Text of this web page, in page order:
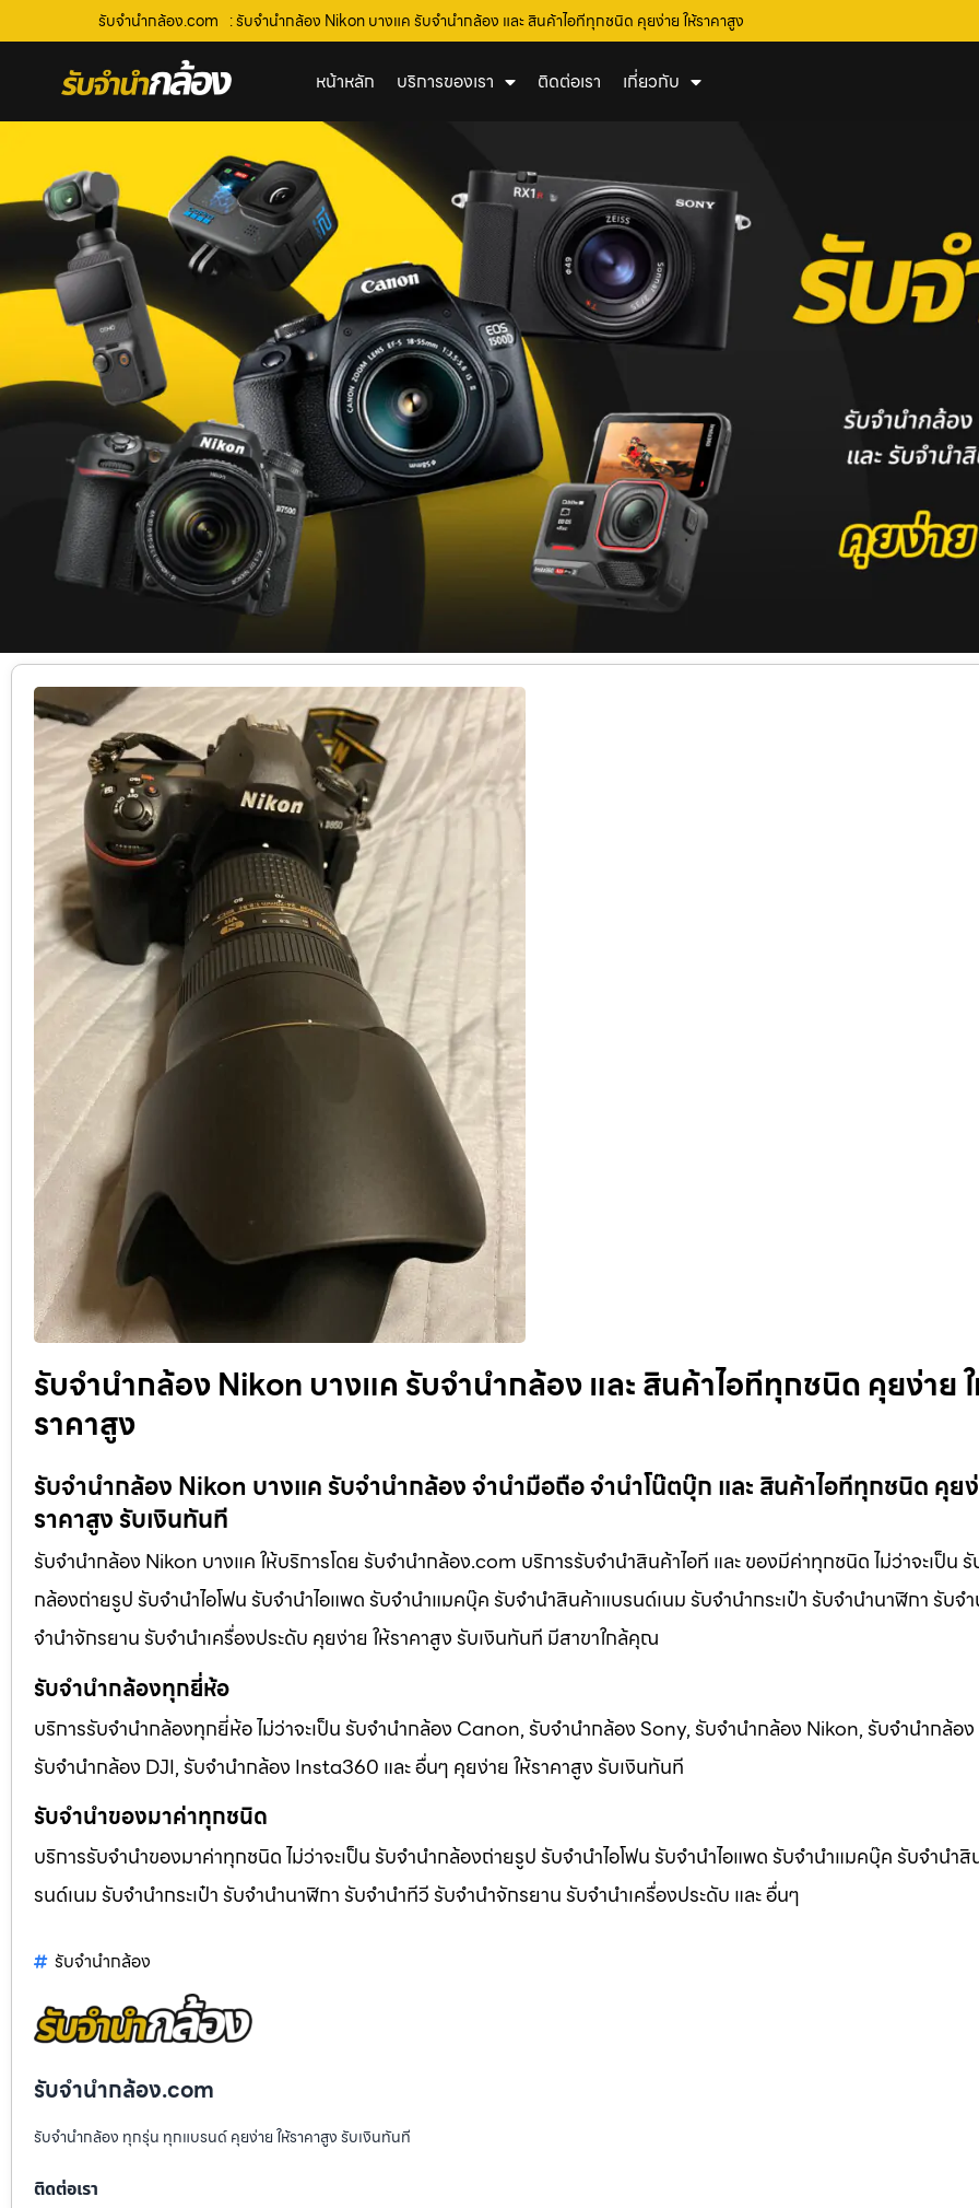
รับจํานํากล้อง.com : รับจำนำกล้อง Nikon บางแค รับจํานํากล้อง และ สินค้าไอทีทุกชนิด คุยง่าย ให้ราคาสูง
หน้าหลัก บริการของเรา ติดต่อเรา เกี่ยวกับ
รับจำนำกล้อง Nikon บางแค รับจํานํากล้อง และ สินค้าไอทีทุกชนิด คุยง่าย
ราคาสูง
รับจำนำกล้อง Nikon บางแค รับจํานํากล้อง จำนำมือถือ จำนำโน๊ตบุ๊ก และ สินค้าไอทีทุกชนิด คุย
ราคาสูง รับเงินทันที
รับจำนำกล้อง Nikon บางแค ให้บริการโดย รับจํานํากล้อง.com บริการรับจํานําสินค้าไอที และ ของมีค่าทุกชนิด ไม่ว่าจะเป็น
กล้องถ่ายรูป รับจํานําไอโฟน รับจํานําไอแพด รับจํานําแมคบุ๊ค รับจํานําสินค้าแบรนด์เนม รับจํานํากระเป๋า รับจํานํานาฬิกา รับจํ
จํานําจักรยาน รับจํานําเครื่องประดับ คุยง่าย ให้ราคาสูง รับเงินทันที มีสาขาใกล้คุณ
รับจำนำกล้องทุกยี่ห้อ
บริการรับจำนำกล้องทุกยี่ห้อ ไม่ว่าจะเป็น รับจำนำกล้อง Canon, รับจำนำกล้อง Sony, รับจำนำกล้อง Nikon, รับจำนำกล้อ
รับจำนำกล้อง DJI, รับจำนำกล้อง Insta360 และ อื่นๆ คุยง่าย ให้ราคาสูง รับเงินทันที
รับจำนำของมาค่าทุกชนิด
บริการรับจำนำของมาค่าทุกชนิด ไม่ว่าจะเป็น รับจํานํากล้องถ่ายรูป รับจํานําไอโฟน รับจํานําไอแพด รับจํานําแมคบุ๊ค รับจํานํา
รนด์เนม รับจํานํากระเป๋า รับจํานํานาฬิกา รับจํานําทีวี รับจํานําจักรยาน รับจํานําเครื่องประดับ และ อื่นๆ
รับจํานํากล้อง
รับจํานํากล้อง.com
รับจำนำกล้อง ทุกรุ่น ทุกแบรนด์ คุยง่าย ให้ราคาสูง รับเงินทันที
ติดต่อเรา